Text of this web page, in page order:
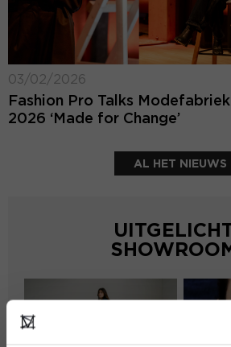
03/02/2026
Fashion Pro Talks
2026 ‘Made for Change’
AL HET NIEUWS